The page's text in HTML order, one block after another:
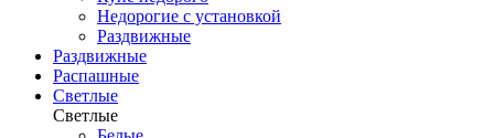
Недорогие с установкой
Раздвижные
Раздвижные
Распашные
Светлые
Светлые